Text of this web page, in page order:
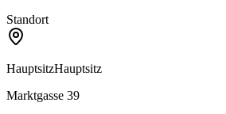
Standort
HauptsitzHauptsitz
Marktgasse 39